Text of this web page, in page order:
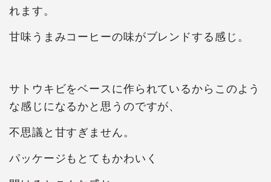
れます。
甘味うまみコーヒーの味がブレンドする感じ。
サトウキビをベースに作られているからこのよう
な感じになるかと思うのですが、
不思議と甘すぎません。
パッケージもとてもかわいく